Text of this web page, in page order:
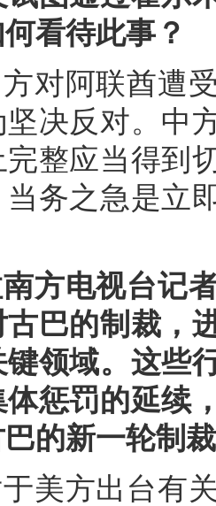
看待此事？
对阿联酋遭
坚决反对。中
整应当得到
务之急是立
方电视台记
巴的制裁，
领域。这些
惩罚的延续
的新一轮制
美方出台有